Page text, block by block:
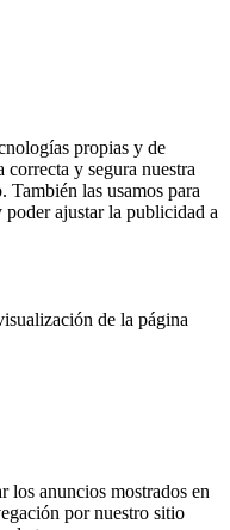
propias y de
correcta y segura nuestra
las usamos para
ajustar la publicidad a
de la página
los anuncios mostrados en
por nuestro sitio